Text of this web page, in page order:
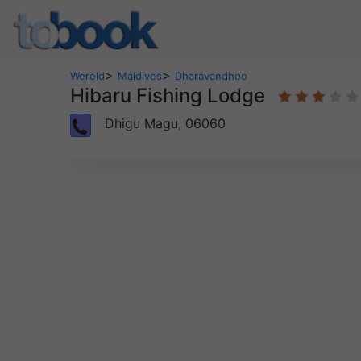
Wereld> Maldives> Dharavandhoo
Hibaru Fishing Lodge
Dhigu Magu, 06060